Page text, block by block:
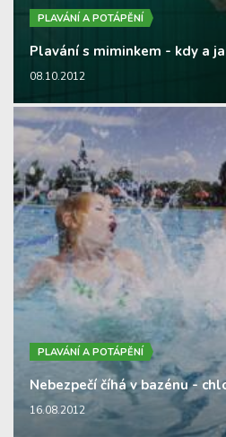
PLAVÁNÍ A POTÁPĚNÍ
Plavání s miminkem - kdy a
08.10.2012
PLAVÁNÍ A POTÁPĚNÍ
Nebezpečí číhá v bazénu -
16.08.2012